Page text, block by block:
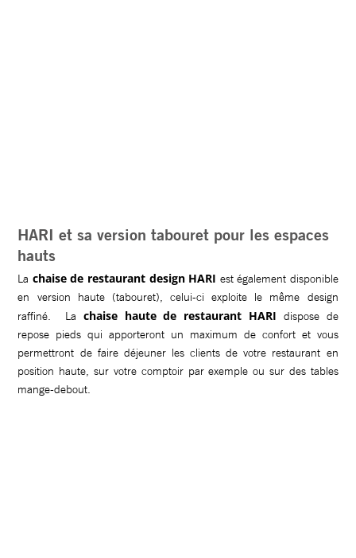
HARI et sa version tabouret pour les espaces
hauts
La chaise de restaurant design HARI est également disponible
en version haute (tabouret), celui-ci exploite le même design
raffiné. La chaise haute de restaurant HARI dispose de
repose pieds qui apporteront un maximum de confort et vous
permettront de faire déjeuner les clients de votre restaurant en
position haute, sur votre comptoir par exemple ou sur des tables
mange-debout.